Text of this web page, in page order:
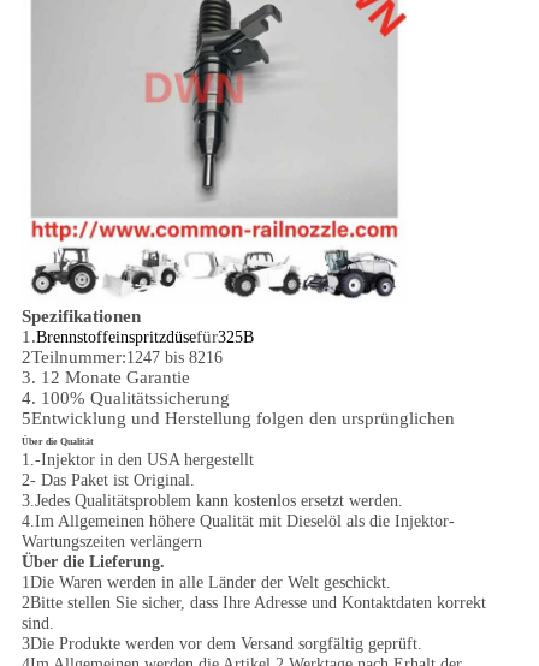
Spezifikationen
1.Brennstoffeinspritzdüsefür325B
2Teilnummer:1247 bis 8216
3. 12 Monate Garantie
4. 100% Qualitätssicherung
5Entwicklung und Herstellung folgen den ursprünglichen
Über die Qualität
1.-Injektor in den USA hergestellt
2- Das Paket ist Original.
3.Jedes Qualitätsproblem kann kostenlos ersetzt werden.
4.Im Allgemeinen höhere Qualität mit Dieselöl als die Injektor-
Wartungszeiten verlängern
Über die Lieferung.
1Die Waren werden in alle Länder der Welt geschickt.
2Bitte stellen Sie sicher, dass Ihre Adresse und Kontaktdaten korrekt
sind.
3Die Produkte werden vor dem Versand sorgfältig geprüft.